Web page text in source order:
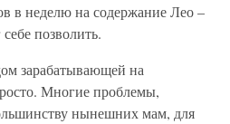
в неделю на содержание Лео –
позволить.
зарабатывающей на
Многие проблемы,
нынешних мам, для